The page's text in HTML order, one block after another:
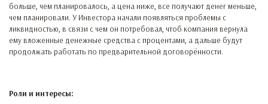
больше, чем планировалось, а цена ниже, все получают денег меньше,
чем планировали. У Инвестора начали появляться проблемы с
ликвидностью, в связи с чем он потребовал, чтоб компания вернула
ему вложенные денежные средства с процентами, а дальше будут
продолжать работать по предварительной договорённости.
Роли и интересы: